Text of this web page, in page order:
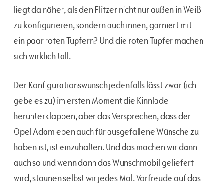
liegt da näher, als den Flitzer nicht nur außen in Weiß
zu konfigurieren, sondern auch innen, garniert mit
ein paar roten Tupfern? Und die roten Tupfer machen
sich wirklich toll.
Der Konfigurationswunsch jedenfalls lässt zwar (ich
gebe es zu) im ersten Moment die Kinnlade
herunterklappen, aber das Versprechen, dass der
Opel Adam eben auch für ausgefallene Wünsche zu
haben ist, ist einzuhalten. Und das machen wir dann
auch so und wenn dann das Wunschmobil geliefert
wird, staunen selbst wir jedes Mal. Vorfreude auf das